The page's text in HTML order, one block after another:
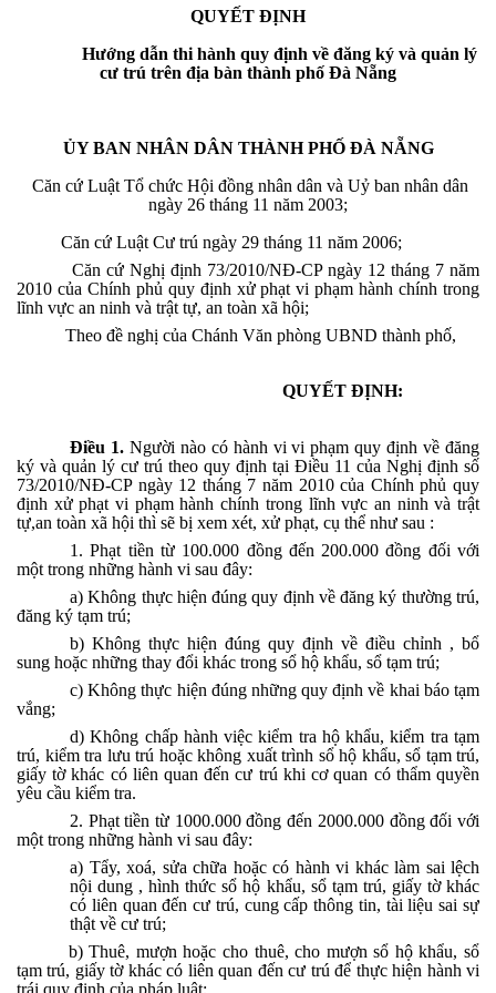
QUYẾT ĐỊNH
Hướng dẫn thi hành quy định về đăng ký và quản lý
cư trú trên địa bàn thành phố Đà Nẵng
ỦY BAN NHÂN DÂN THÀNH PHỐ ĐÀ NẴNG
Căn cứ Luật Tổ chức Hội đồng nhân dân và Uỷ ban nhân dân
ngày 26 tháng 11 năm 2003;
Căn cứ Luật Cư trú ngày 29 tháng 11 năm 2006;
Căn cứ Nghị định 73/2010/NĐ-CP ngày 12 tháng 7 năm
2010 của Chính phủ quy định xử phạt vi phạm hành chính trong
lĩnh vực an ninh và trật tự, an toàn xã hội;
Theo đề nghị của Chánh Văn phòng UBND thành phố,
QUYẾT ĐỊNH:
Điều 1. Người nào có hành vi vi phạm quy định về đăng
ký và quản lý cư trú theo quy định tại Điều 11 của Nghị định số
73/2010/NĐ-CP ngày 12 tháng 7 năm 2010 của Chính phủ quy
định xử phạt vi phạm hành chính trong lĩnh vực an ninh và trật
tự,an toàn xã hội thì sẽ bị xem xét, xử phạt, cụ thể như sau :
1. Phạt tiền từ 100.000 đồng đến 200.000 đồng đối với
một trong những hành vi sau đây:
a) Không thực hiện đúng quy định về đăng ký thường trú,
đăng ký tạm trú;
b) Không thực hiện đúng quy định về điều chỉnh , bổ
sung hoặc những thay đổi khác trong sổ hộ khẩu, sổ tạm trú;
c) Không thực hiện đúng những quy định về khai báo tạm
vắng;
d) Không chấp hành việc kiểm tra hộ khẩu, kiểm tra tạm
trú, kiểm tra lưu trú hoặc không xuất trình sổ hộ khẩu, sổ tạm trú,
giấy tờ khác có liên quan đến cư trú khi cơ quan có thẩm quyền
yêu cầu kiểm tra.
2. Phạt tiền từ 1000.000 đồng đến 2000.000 đồng đối với
một trong những hành vi sau đây:
a) Tẩy, xoá, sửa chữa hoặc có hành vi khác làm sai lệch
nội dung , hình thức sổ hộ khẩu, sổ tạm trú, giấy tờ khác
có liên quan đến cư trú, cung cấp thông tin, tài liệu sai sự
thật về cư trú;
b) Thuê, mượn hoặc cho thuê, cho mượn sổ hộ khẩu, sổ
tạm trú, giấy tờ khác có liên quan đến cư trú để thực hiện hành vi
trái quy định của pháp luật;